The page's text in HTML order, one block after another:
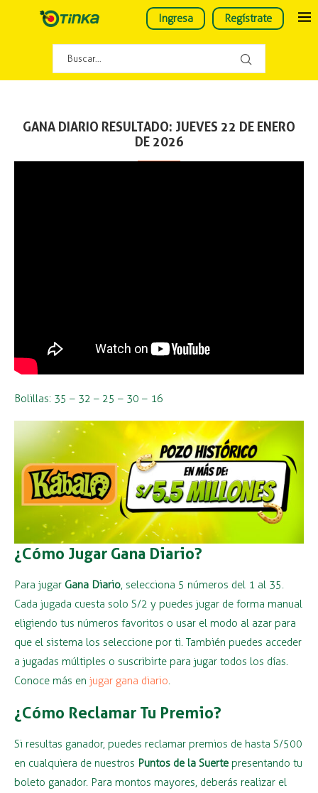
Ingresa Regístrate
GANA DIARIO RESULTADO: JUEVES 22 DE ENERO
DE 2026
Bolillas: 35 – 32 – 25 – 30 – 16
¿Cómo Jugar Gana Diario?
Para jugar Gana Diario, selecciona 5 números del 1 al 35.
Cada jugada cuesta solo S/2 y puedes jugar de forma manual
eligiendo tus números favoritos o usar el modo al azar para
que el sistema los seleccione por ti. También puedes acceder
a jugadas múltiples o suscribirte para jugar todos los días.
Conoce más en jugar gana diario.
¿Cómo Reclamar Tu Premio?
Si resultas ganador, puedes reclamar premios de hasta S/500
en cualquiera de nuestros Puntos de la Suerte presentando tu
boleto ganador. Para montos mayores, deberás realizar el